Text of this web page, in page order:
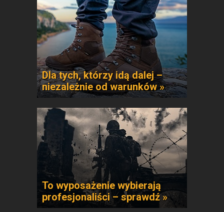
Dla tych, którzy idą dalej –
niezależnie od warunków »
To wyposażenie wybierają
profesjonaliści – sprawdź »